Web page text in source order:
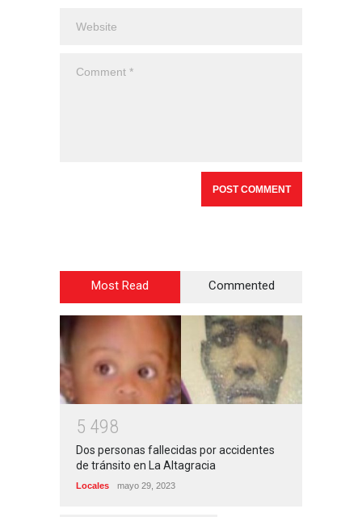
Most Read Commented
5 498
Dos personas fallecidas por accidentes
de tránsito en La Altagracia
Locales mayo 29, 2023